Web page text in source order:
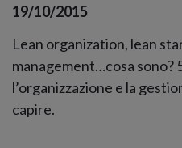
19/10/2015
Lean organization, lean
management…cosa sono?
l’organizzazione e la
capire.